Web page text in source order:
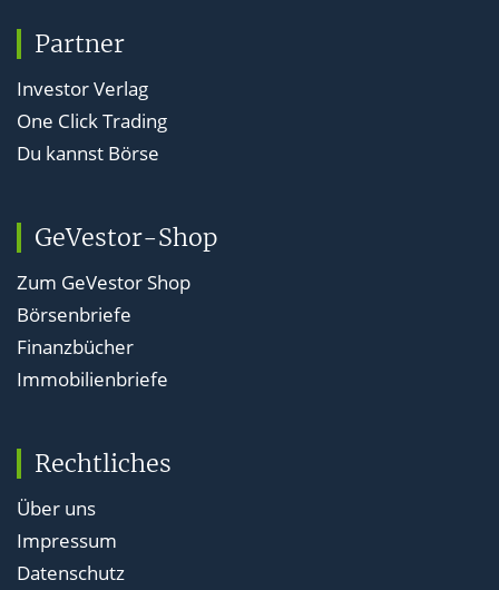
Partner
Investor Verlag
One Click Trading
Du kannst Börse
GeVestor-Shop
Zum GeVestor Shop
Börsenbriefe
Finanzbücher
Immobilienbriefe
Rechtliches
Über uns
Impressum
Datenschutz